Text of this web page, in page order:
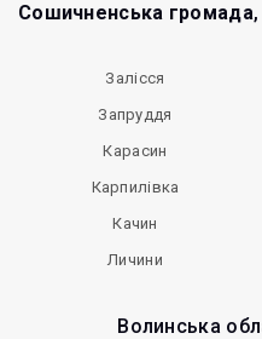
Сошичненська громада
Залісся
Запруддя
Карасин
Карпилівка
Качин
Личини
Волинська